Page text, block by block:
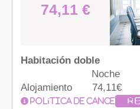
74,11 €
Habitación doble
Noche
Alojamiento
74,11€
Política de